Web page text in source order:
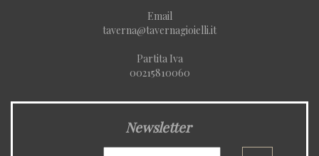
Email
taverna@tavernagioielli.it
Partita Iva
00215810060
Newsletter